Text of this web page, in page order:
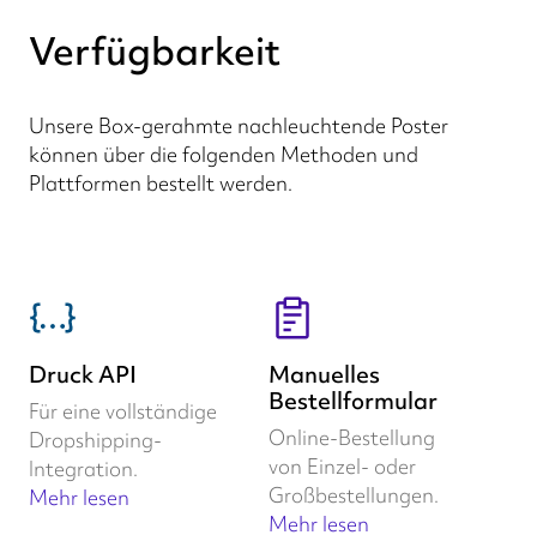
Verfügbarkeit
Unsere Box-gerahmte nachleuchtende Poster
können über die folgenden Methoden und
Plattformen bestellt werden.
Druck API
Für eine vollständige
Dropshipping-
Integration.
Mehr lesen
Manuelles
Bestellformular
Online-Bestellung
von Einzel- oder
Großbestellungen.
Mehr lesen